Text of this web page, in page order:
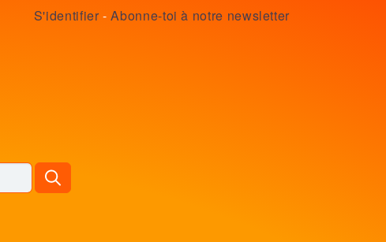
S'identifier -Abonne-toi à notre newsletter